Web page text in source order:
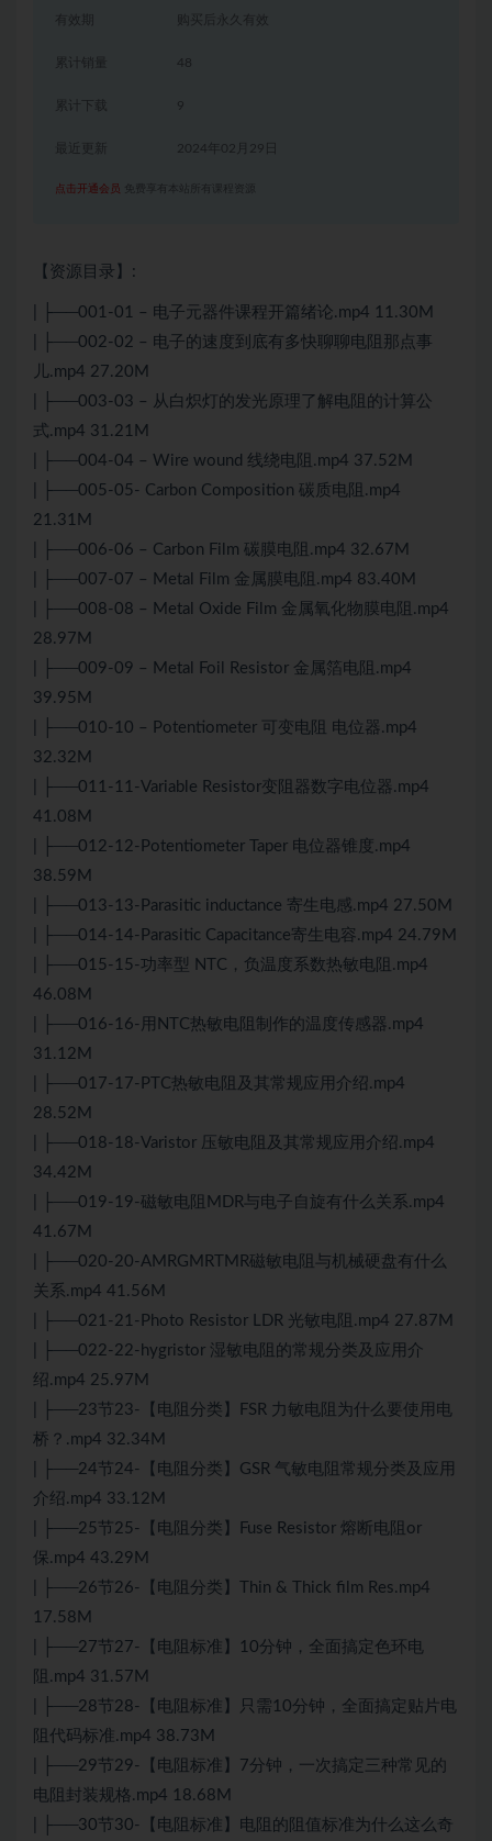
有效期 购买后永久有效
累计销量 48
累计下载 9
2024年02月29日
点击开通会员 免费享有本站所有课程资源
【资源目录】:
| ├──001-01 – 电子元器件课程开篇绪论.mp4 11.30M
| ├──002-02 – 电子的速度到底有多快聊聊电阻那点事
儿.mp4 27.20M
| ├──003-03 – 从白炽灯的发光原理了解电阻的计算公
式.mp4 31.21M
| ├──004-04 – Wire wound 线绕电阻.mp4 37.52M
| ├──005-05- Carbon Composition 碳质电阻.mp4
21.31M
| ├──006-06 – Carbon Film 碳膜电阻.mp4 32.67M
| ├──007-07 – Metal Film 金属膜电阻.mp4 83.40M
| ├──008-08 – Metal Oxide Film 金属氧化物膜电阻.mp4
28.97M
| ├──009-09 – Metal Foil Resistor 金属箔电阻.mp4
39.95M
| ├──010-10 – Potentiometer 可变电阻 电位器.mp4
32.32M
| ├──011-11-Variable Resistor变阻器数字电位器.mp4
41.08M
| ├──012-12-Potentiometer Taper 电位器锥度.mp4
38.59M
| ├──013-13-Parasitic inductance 寄生电感.mp4 27.50M
| ├──014-14-Parasitic Capacitance寄生电容.mp4 24.79M
| ├──015-15-功率型 NTC，负温度系数热敏电阻.mp4
46.08M
| ├──016-16-用NTC热敏电阻制作的温度传感器.mp4
31.12M
| ├──017-17-PTC热敏电阻及其常规应用介绍.mp4
28.52M
| ├──018-18-Varistor 压敏电阻及其常规应用介绍.mp4
34.42M
| ├──019-19-磁敏电阻MDR与电子自旋有什么关系.mp4
41.67M
| ├──020-20-AMRGMRTMR磁敏电阻与机械硬盘有什么
关系.mp4 41.56M
| ├──021-21-Photo Resistor LDR 光敏电阻.mp4 27.87M
| ├──022-22-hygristor 湿敏电阻的常规分类及应用介
绍.mp4 25.97M
| ├──23节23-【电阻分类】FSR 力敏电阻为什么要使用电
桥？.mp4 32.34M
| ├──24节24-【电阻分类】GSR 气敏电阻常规分类及应用
介绍.mp4 33.12M
| ├──25节25-【电阻分类】Fuse Resistor 熔断电阻or
保.mp4 43.29M
| ├──26节26-【电阻分类】Thin & Thick film Res.mp4
17.58M
| ├──27节27-【电阻标准】10分钟，全面搞定色环电
阻.mp4 31.57M
| ├──28节28-【电阻标准】只需10分钟，全面搞定贴片电
阻代码标准.mp4 38.73M
| ├──29节29-【电阻标准】7分钟，一次搞定三种常见的
电阻封装规格.mp4 18.68M
| ├──30节30-【电阻标准】电阻的阻值标准为什么这么奇